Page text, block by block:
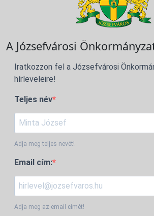
A Józsefvárosi
Iratkozzon fel a Józsefvárosi
hírleveleire!
Teljes név
Adja meg teljes nevét!
Email cím:
Adja meg az email címét!